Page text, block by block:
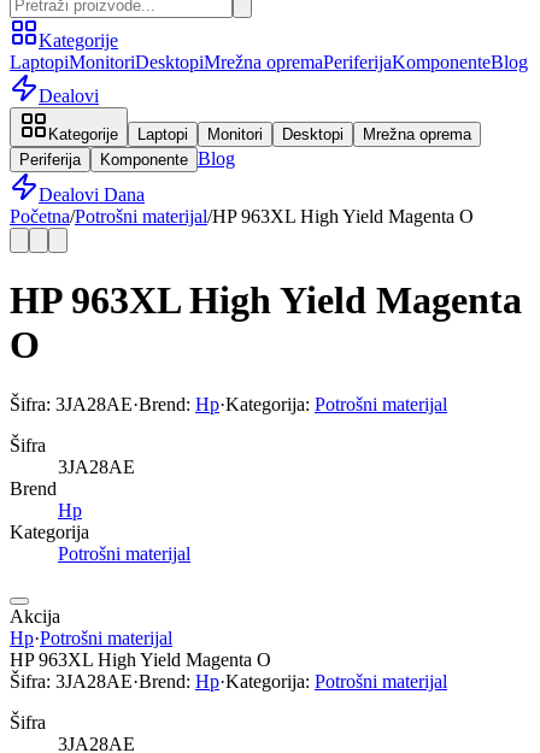
Kategorije
LaptopiMonitoriDesktopiMrežna opremaPeriferijaKomponenteBlog
Dealovi
Kategorije Laptopi Monitori Desktopi
Mrežna oprema
Periferija
Komponente Blog
Dealovi Dana
Početna/Potrošni materijal/HP 963XL High Yield Magenta O
HP 963XL High Yield Magenta
O
Šifra: 3JA28AE·Brend: Hp·Kategorija: Potrošni materijal
Šifra
3JA28AE
Brend
Hp
Kategorija
Potrošni materijal
Akcija
Hp·Potrošni materijal
HP 963XL High Yield Magenta O
Šifra: 3JA28AE·Brend: Hp·Kategorija: Potrošni materijal
Šifra
3JA28AE